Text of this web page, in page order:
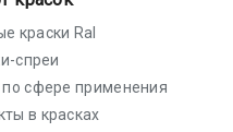
краски Ral
спреи
сфере применения
в красках